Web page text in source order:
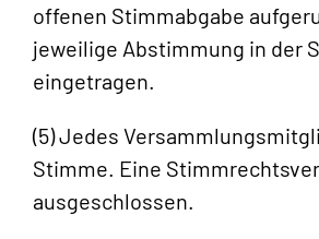
offenen Stimmabgabe
jeweilige Abstimmung in der
eingetragen.
(5) Jedes
Stimme. Eine
ausgeschlossen.